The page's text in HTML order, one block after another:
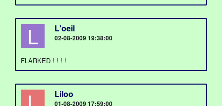
L L'oeil
02-08-2009 19:38:00
FLARKED ! ! ! !
Liloo
01-08-2009 17:59:00